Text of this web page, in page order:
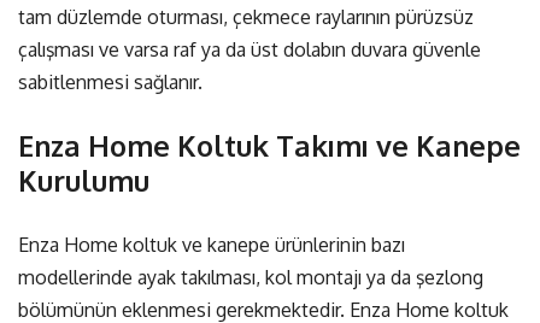
tam düzlemde oturması, çekmece raylarının pürüzsüz
çalışması ve varsa raf ya da üst dolabın duvara güvenle
sabitlenmesi sağlanır.
Enza Home Koltuk Takımı ve Kanepe
Kurulumu
Enza Home koltuk ve kanepe ürünlerinin bazı
modellerinde ayak takılması, kol montajı ya da şezlong
bölümünün eklenmesi gerekmektedir. Enza Home koltuk